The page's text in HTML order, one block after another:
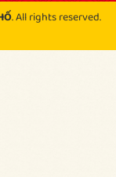
. All rights reserved.